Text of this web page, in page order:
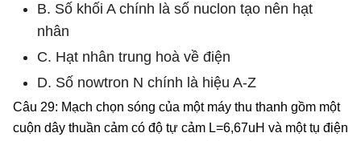
B. Số khối A chính là số nuclon tạo nên hạt
nhân
C. Hạt nhân trung hoà về điện
D. Số nowtron N chính là hiệu A-Z
Câu 29: Mạch chọn sóng của một máy thu thanh gồm một
cuộn dây thuần cảm có độ tự cảm L=6,67uH và một tụ điện